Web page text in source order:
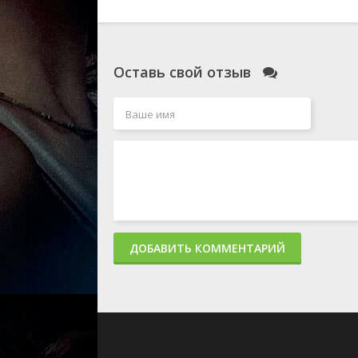
Оставь свой отзыв
ДОБАВИТЬ КОММЕНТАРИЙ